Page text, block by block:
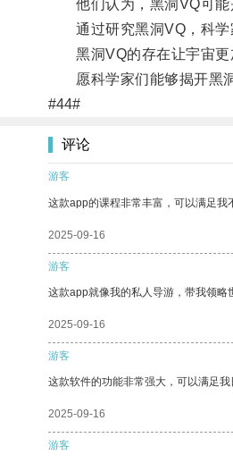
他们认为，黑洞VQ可能
通过研究黑洞VQ，科学
黑洞VQ的存在让宇宙更
愿科学家们能够揭开黑洞
#44#
评论
游客
这款app的课程非常丰富，可以满足我
2025-09-16
游客
这款app就像我的私人导游，带我领略
2025-09-16
游客
这款软件的功能非常强大，可以满足我
2025-09-16
游客